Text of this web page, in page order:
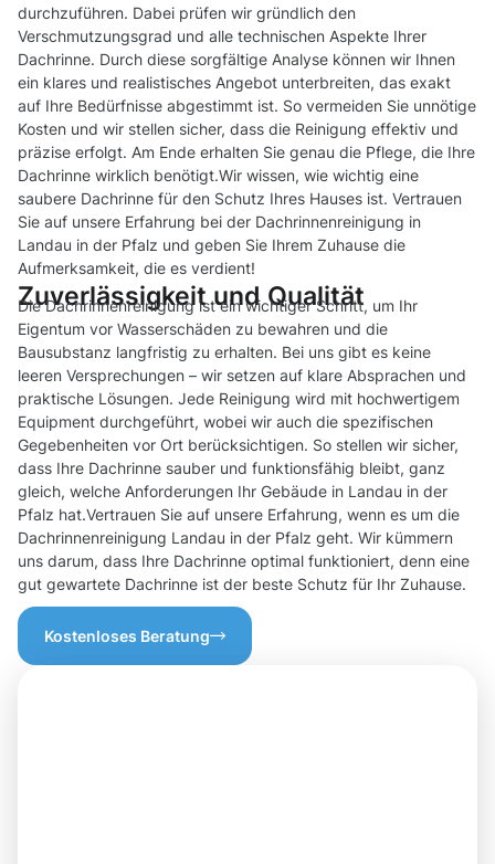
durchzuführen. Dabei prüfen wir gründlich den
Verschmutzungsgrad und alle technischen Aspekte Ihrer
Dachrinne. Durch diese sorgfältige Analyse können wir Ihnen
ein klares und realistisches Angebot unterbreiten, das exakt
auf Ihre Bedürfnisse abgestimmt ist. So vermeiden Sie unnötige
Kosten und wir stellen sicher, dass die Reinigung effektiv und
präzise erfolgt. Am Ende erhalten Sie genau die Pflege, die Ihre
Dachrinne wirklich benötigt.Wir wissen, wie wichtig eine
saubere Dachrinne für den Schutz Ihres Hauses ist. Vertrauen
Sie auf unsere Erfahrung bei der Dachrinnenreinigung in
Landau in der Pfalz und geben Sie Ihrem Zuhause die
Aufmerksamkeit, die es verdient!
Zuverlässigkeit und Qualität
Die Dachrinnenreinigung ist ein wichtiger Schritt, um Ihr
Eigentum vor Wasserschäden zu bewahren und die
Bausubstanz langfristig zu erhalten. Bei uns gibt es keine
leeren Versprechungen – wir setzen auf klare Absprachen und
praktische Lösungen. Jede Reinigung wird mit hochwertigem
Equipment durchgeführt, wobei wir auch die spezifischen
Gegebenheiten vor Ort berücksichtigen. So stellen wir sicher,
dass Ihre Dachrinne sauber und funktionsfähig bleibt, ganz
gleich, welche Anforderungen Ihr Gebäude in Landau in der
Pfalz hat.Vertrauen Sie auf unsere Erfahrung, wenn es um die
Dachrinnenreinigung Landau in der Pfalz geht. Wir kümmern
uns darum, dass Ihre Dachrinne optimal funktioniert, denn eine
gut gewartete Dachrinne ist der beste Schutz für Ihr Zuhause.
Kostenloses Beratung